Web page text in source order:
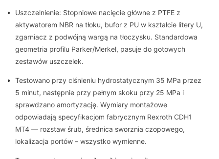
Uszczelnienie: Stopniowe nacięcie główne z PTFE z
aktywatorem NBR na tłoku, bufor z PU w ​​kształcie litery U,
zgarniacz z podwójną wargą na tłoczysku. Standardowa
geometria profilu Parker/Merkel, pasuje do gotowych
zestawów uszczelek.
Testowano przy ciśnieniu hydrostatycznym 35 MPa przez
5 minut, następnie przy pełnym skoku przy 25 MPa i
sprawdzano amortyzację. Wymiary montażowe
odpowiadają specyfikacjom fabrycznym Rexroth CDH1
MT4 — rozstaw śrub, średnica sworznia czopowego,
lokalizacja portów – wszystko wymienne.